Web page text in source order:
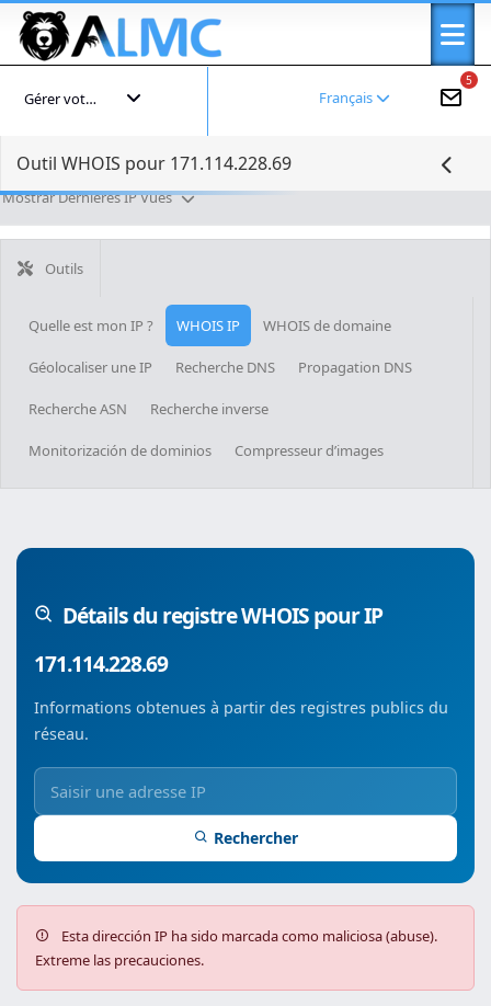
5
Français
Gérer votre compte
Outil WHOIS pour 171.114.228.69
Mostrar Dernières IP Vues
Outils
Quelle est mon IP ? WHOIS IP WHOIS de domaine
Géolocaliser une IP Recherche DNS Propagation DNS
Recherche ASN Recherche inverse
Monitorización de dominios Compresseur d’images
Détails du registre WHOIS pour IP
171.114.228.69
Informations obtenues à partir des registres publics du
réseau.
Rechercher
Esta dirección IP ha sido marcada como maliciosa (abuse).
Extreme las precauciones.